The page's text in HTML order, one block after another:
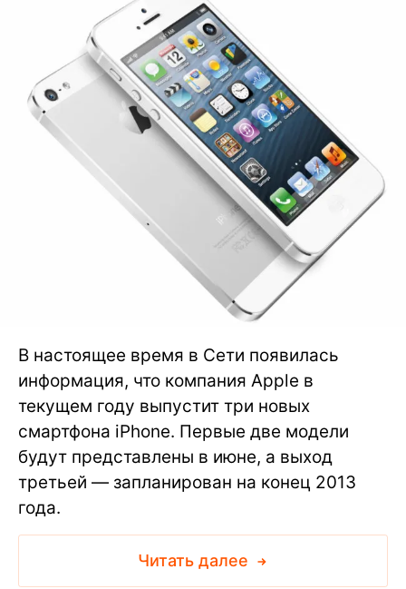
В настоящее время в Сети появилась
информация, что компания Apple в
текущем году выпустит три новых
смартфона iPhone. Первые две модели
будут представлены в июне, а выход
третьей — запланирован на конец 2013
года.
Читать далее